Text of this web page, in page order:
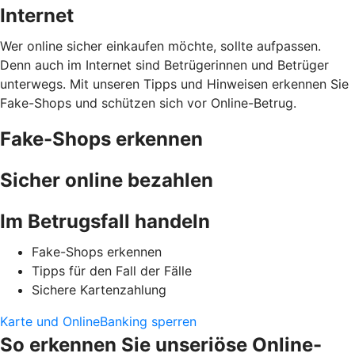
Internet
Wer online sicher einkaufen möchte, sollte aufpassen.
Denn auch im Internet sind Betrügerinnen und Betrüger
unterwegs. Mit unseren Tipps und Hinweisen erkennen Sie
Fake-Shops und schützen sich vor Online-Betrug.
Fake-Shops erkennen
Sicher online bezahlen
Im Betrugsfall handeln
Fake-Shops erkennen
Tipps für den Fall der Fälle
Sichere Kartenzahlung
Karte und OnlineBanking sperren
So erkennen Sie unseriöse Online-